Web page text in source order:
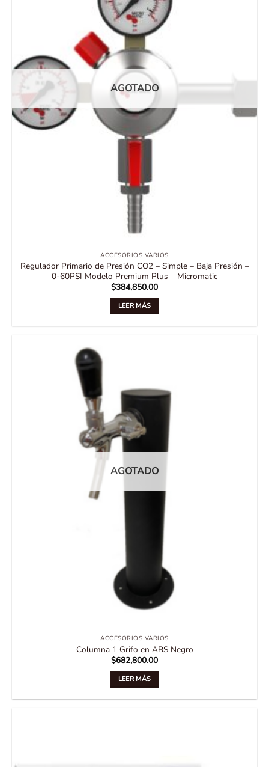
AGOTADO
ACCESORIOS VARIOS
Regulador Primario de Presión CO2 – Simple – Baja Presión –
0-60PSI Modelo Premium Plus – Micromatic
$384,850.00
LEER MÁS
AGOTADO
ACCESORIOS VARIOS
Columna 1 Grifo en ABS Negro
$682,800.00
LEER MÁS